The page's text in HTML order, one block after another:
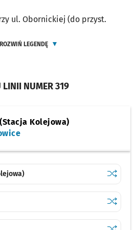
LINII NUMER 319
Kolejowa)
Sprawdź
Klecina
Sprawdź
ul. Obornickiej (do przyst.
ROZWIŃ LEGENDĘ